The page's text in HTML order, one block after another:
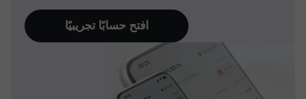
افتح حسابًا تجريبيًا